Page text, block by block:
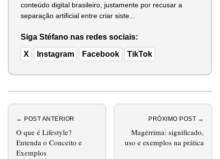
conteúdo digital brasileiro, justamente por recusar a
separação artificial entre criar siste...
Siga Stéfano nas redes sociais:
X Instagram Facebook TikTok
← POST ANTERIOR
O que é Lifestyle?
Entenda o Conceito e
Exemplos
PRÓXIMO POST →
Magérrima: significado,
uso e exemplos na prática